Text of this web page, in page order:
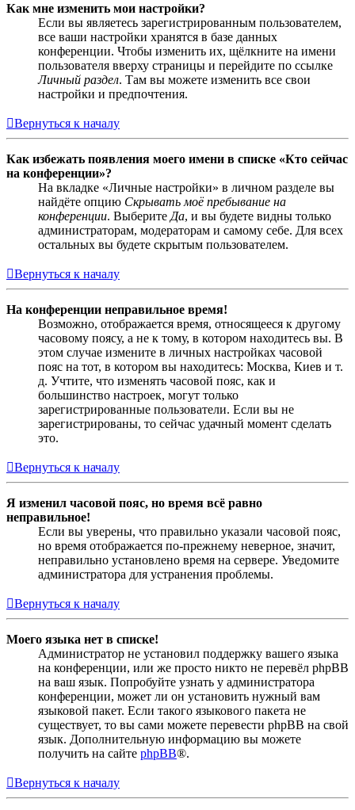
Как мне изменить мои настройки?
Если вы являетесь зарегистрированным пользователем,
все ваши настройки хранятся в базе данных
конференции. Чтобы изменить их, щёлкните на имени
пользователя вверху страницы и перейдите по ссылке
Личный раздел. Там вы можете изменить все свои
настройки и предпочтения.
Вернуться к началу
Как избежать появления моего имени в списке «Кто сейчас
на конференции»?
На вкладке «Личные настройки» в личном разделе вы
найдёте опцию Скрывать моё пребывание на
конференции. Выберите Да, и вы будете видны только
администраторам, модераторам и самому себе. Для всех
остальных вы будете скрытым пользователем.
Вернуться к началу
На конференции неправильное время!
Возможно, отображается время, относящееся к другому
часовому поясу, а не к тому, в котором находитесь вы. В
этом случае измените в личных настройках часовой
пояс на тот, в котором вы находитесь: Москва, Киев и т.
д. Учтите, что изменять часовой пояс, как и
большинство настроек, могут только
зарегистрированные пользователи. Если вы не
зарегистрированы, то сейчас удачный момент сделать
это.
Вернуться к началу
Я изменил часовой пояс, но время всё равно
неправильное!
Если вы уверены, что правильно указали часовой пояс,
но время отображается по-прежнему неверное, значит,
неправильно установлено время на сервере. Уведомите
администратора для устранения проблемы.
Вернуться к началу
Моего языка нет в списке!
Администратор не установил поддержку вашего языка
на конференции, или же просто никто не перевёл phpBB
на ваш язык. Попробуйте узнать у администратора
конференции, может ли он установить нужный вам
языковой пакет. Если такого языкового пакета не
существует, то вы сами можете перевести phpBB на свой
язык. Дополнительную информацию вы можете
получить на сайте phpBB®.
Вернуться к началу